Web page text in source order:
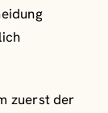
zuerst der